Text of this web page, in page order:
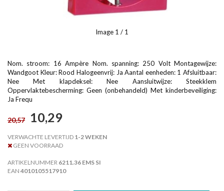
Image 1 / 1
Nom. stroom: 16 Ampère Nom. spanning: 250 Volt Montagewijze:
Wandgoot Kleur: Rood Halogeenvrij: Ja Aantal eenheden: 1 Afsluitbaar:
Nee Met klapdeksel: Nee Aansluitwijze: Steekklem
Oppervlaktebescherming: Geen (onbehandeld) Met kinderbeveiliging:
Ja Frequ
20,57 10,29
VERWACHTE LEVERTIJD 1-2 WEKEN
GEEN VOORRAAD
ARTIKELNUMMER 6211.36 EMS SI
EAN 4010105517910